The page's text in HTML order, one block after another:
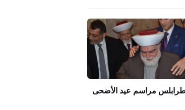
مراسم عيد الأضحى